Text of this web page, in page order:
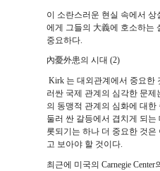
이 소란스러운 현실 속에서
에게 그들의 大義에 호소하는
중요하다.
內憂外患의 시대 (2)
Kirk 는 대외관계에서 중요한
러싼 국제 관계의 심각한 문
의 동맹적 관계의 심화에 대한
둘러 싼 갈등에서 겹치게 되는
롯되기는 하나 더 중요한 것
고 보아야 할 것이다.
최근에 미국의 Carnegie Center